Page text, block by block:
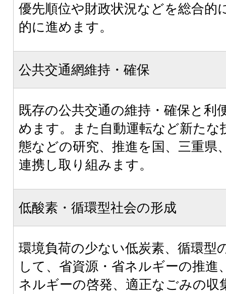
優先順位や財政状況などを総合的
的に進めます。
公共交通網維持・確保
既存の公共交通の維持・確保と利
めます。また自動運転など新たな
態などの研究、推進を国、三重県
連携し取り組みます。
低酸素・循環型社会の形成
環境負荷の少ない低炭素、循環型
して、省資源・省ネルギーの推進
ネルギーの啓発、適正なごみの収